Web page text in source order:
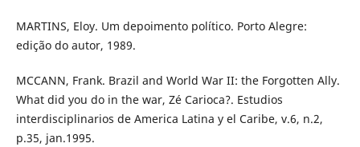
MARTINS, Eloy. Um depoimento político. Porto Alegre:
edição do autor, 1989.
MCCANN, Frank. Brazil and World War II: the Forgotten Ally.
What did you do in the war, Zé Carioca?. Estudios
interdisciplinarios de America Latina y el Caribe, v.6, n.2,
p.35, jan.1995.